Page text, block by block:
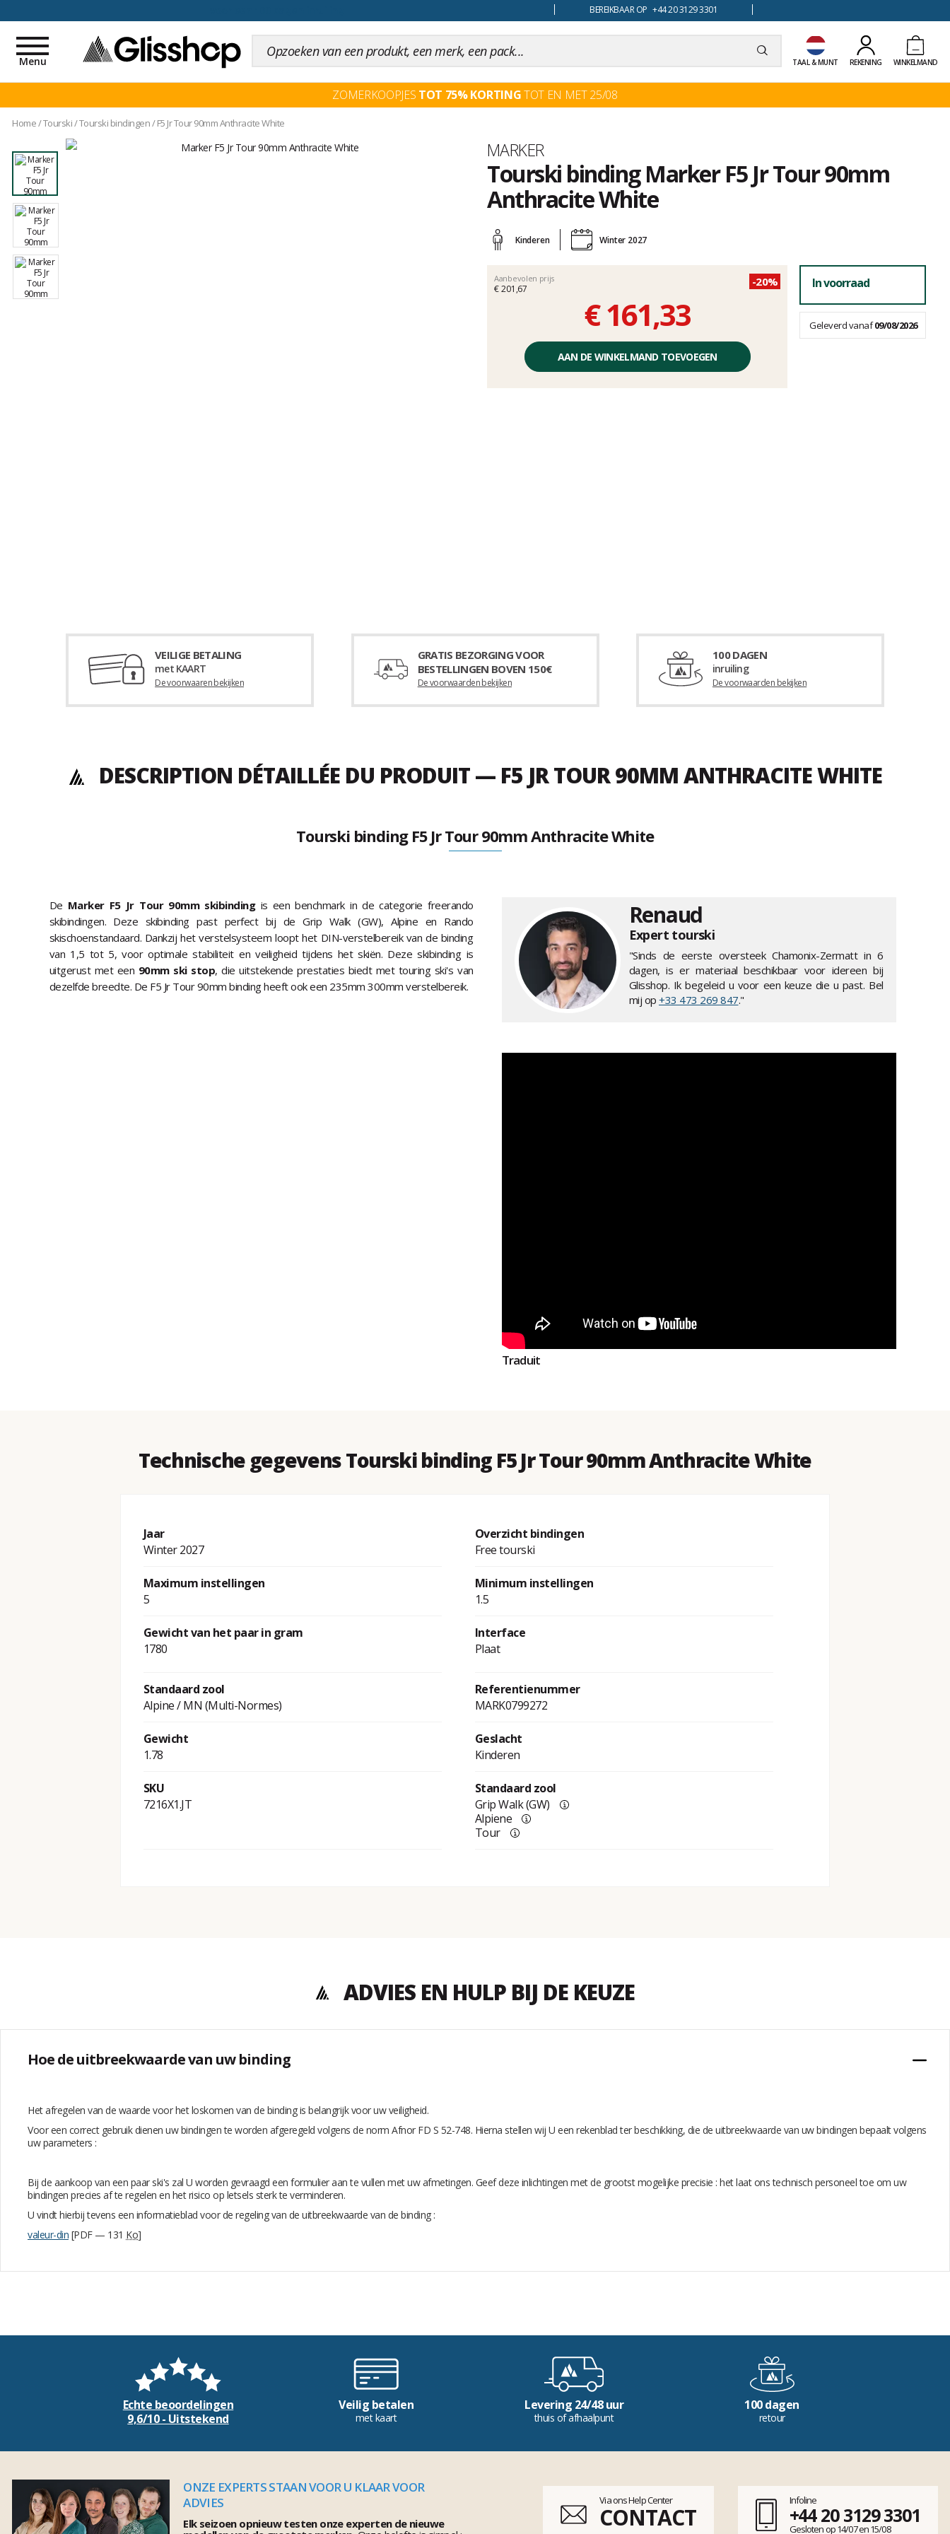
BEREIKBAAR OP +44 20 3129 3301
TAAL & MUNT REKENING WINKELMAND
Toggle
navigation
Menu
ZOMERKOOPJES TOT 75% KORTINGTOT EN MET 25/08
Home/Tourski/Tourski bindingen/F5 Jr Tour 90mm Anthracite White
Merk
MARKER
Tourski binding Marker F5 Jr Tour 90mm
Anthracite White
oordeel
van
Kinderen Winter 2027
Aanbevolen prijs
€ 201,67
-20%
€ 161,33
Éénheidsprijs,
AAN DE WINKELMAND TOEVOEGEN
In voorraad
Geleverd vanaf09/08/2026
VEILIGE BETALING
met KAART
De voorwaaren bekijken
GRATIS BEZORGING VOOR
BESTELLINGEN BOVEN 150€
De voorwaarden bekijken
100 DAGEN
inruiling
De voorwaarden bekijken
DESCRIPTION DÉTAILLÉE DU PRODUIT — F5 JR TOUR 90MM ANTHRACITE WHITE
Tourski binding F5 Jr Tour 90mm Anthracite White
De Marker F5 Jr Tour 90mm skibindingis een benchmark in de categorie freerando
skibindingen. Deze skibinding past perfect bij de Grip Walk (GW), Alpine en Rando
skischoenstandaard. Dankzij het verstelsysteem loopt het DIN-verstelbereik van de binding
van 1,5 tot 5, voor optimale stabiliteit en veiligheid tijdens het skiën. Deze skibinding is
uitgerust met een 90mm ski stop, die uitstekende prestaties biedt met touring ski's van
dezelfde breedte. De F5 Jr Tour 90mm binding heeft ook een 235mm 300mm verstelbereik.
Renaud
Expert tourski
"Sinds de eerste oversteek Chamonix-Zermatt in 6
dagen, is er materiaal beschikbaar voor idereen bij
Glisshop. Ik begeleid u voor een keuze die u past. Bel
mij op +33 473 269 847."
Traduit
Technische gegevens Tourski binding F5 Jr Tour 90mm Anthracite White
Jaar
Winter 2027
Overzicht bindingen
Free tourski
Maximum instellingen
5
Minimum instellingen
1.5
Gewicht van het paar in gram
1780
Interface
Plaat
Standaard zool
Alpine / MN (Multi-Normes)
Referentienummer
MARK0799272
Gewicht
1.78
Geslacht
Kinderen
SKU
7216X1.JT
Standaard zool
Grip Walk (GW)
Alpiene
Tour
ADVIES EN HULP BIJ DE KEUZE
Hoe de uitbreekwaarde van uw binding
Het afregelen van de waarde voor het loskomen van de binding is belangrijk voor uw veiligheid.
Voor een correct gebruik dienen uw bindingen te worden afgeregeld volgens de norm Afnor FD S 52-748. Hierna stellen wij U een rekenblad ter beschikking, die de uitbreekwaarde van uw bindingen bepaalt volgens
uw parameters :
Bij de aankoop van een paar ski's zal U worden gevraagd een formulier aan te vullen met uw afmetingen. Geef deze inlichtingen met de grootst mogelijke precisie : het laat ons technisch personeel toe om uw
bindingen precies af te regelen en het risico op letsels sterk te verminderen.
U vindt hierbij tevens een informatieblad voor de regeling van de uitbreekwaarde van de binding :
valeur-din [PDF — 131 Ko]
Echte beoordelingen
9,6/10 - Uitstekend
Veilig betalen
met kaart
Levering 24/48 uur
thuis of afhaalpunt
100 dagen
retour
ONZE EXPERTS STAAN VOOR U KLAAR VOOR
ADVIES
Elk seizoen opnieuw testen onze experten de nieuwe
Via ons Help Center
CONTACT
Infoline
+44 20 3129 3301
Gesloten op 14/07 en 15/08